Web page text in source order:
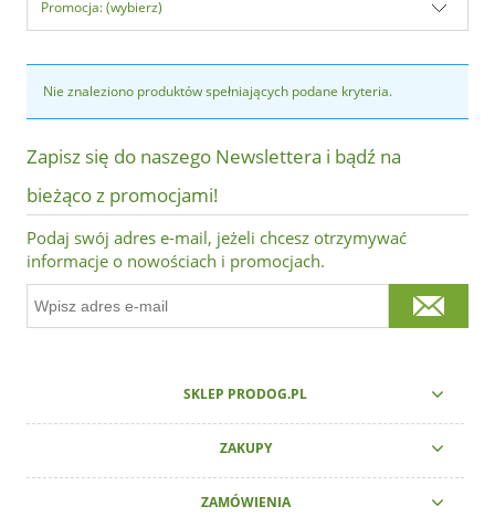
Promocja: (wybierz)
Nie znaleziono produktów spełniających podane kryteria.
Zapisz się do naszego Newslettera i bądź na
bieżąco z promocjami!
Podaj swój adres e-mail, jeżeli chcesz otrzymywać
informacje o nowościach i promocjach.
SKLEP PRODOG.PL
ZAKUPY
ZAMÓWIENIA